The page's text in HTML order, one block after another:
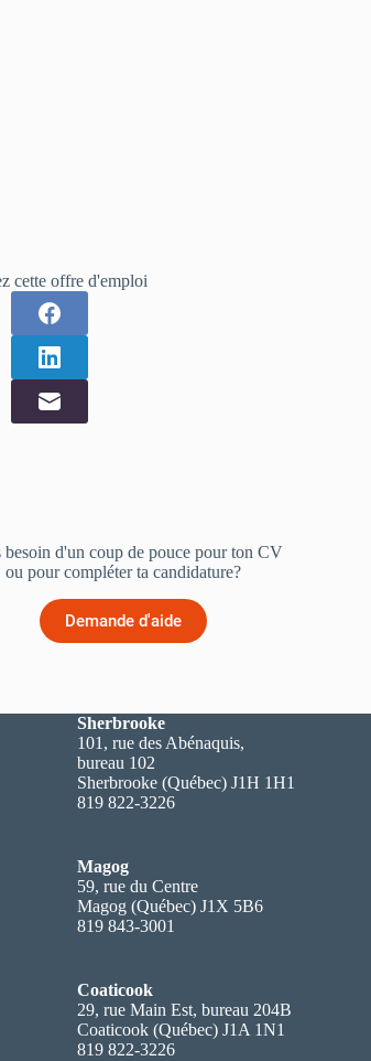
cette offre d'emploi
besoin d'un coup de pouce pour ton CV
ou pour compléter ta candidature?
Demande d'aide
Sherbrooke
101, rue des Abénaquis,
bureau 102
Sherbrooke (Québec) J1H 1H1
819 822-3226
Magog
59, rue du Centre
Magog (Québec) J1X 5B6
819 843-3001
Coaticook
29, rue Main Est, bureau 204B
Coaticook (Québec) J1A 1N1
819 822-3226